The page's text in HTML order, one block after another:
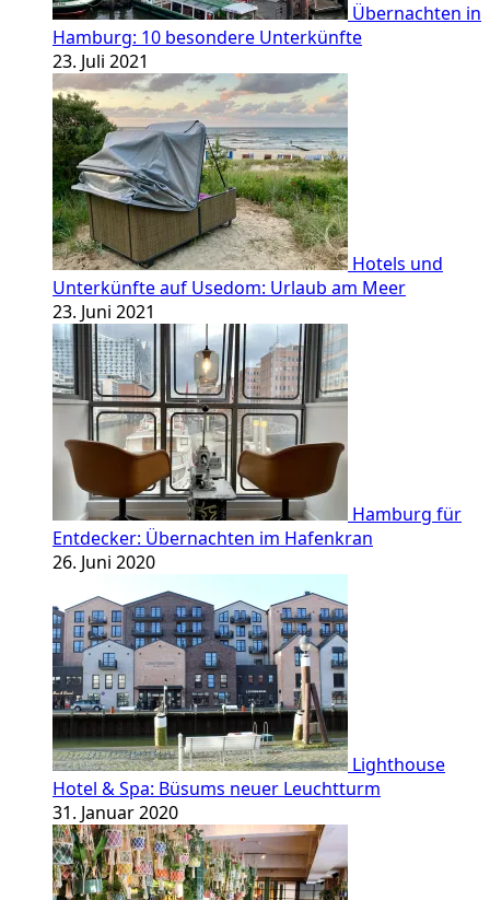
Übernachten in
Hamburg: 10 besondere Unterkünfte
23. Juli 2021
Hotels und
Unterkünfte auf Usedom: Urlaub am Meer
23. Juni 2021
Hamburg für
Entdecker: Übernachten im Hafenkran
26. Juni 2020
Lighthouse
Hotel & Spa: Büsums neuer Leuchtturm
31. Januar 2020